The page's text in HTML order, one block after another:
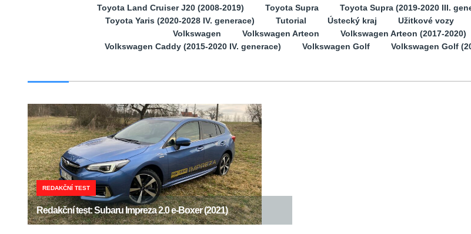
Toyota Land Cruiser J20 (2008-2019)
Toyota Supra Toyota Supra (2019-2020 III.
Toyota Yaris (2020-2028 IV. generace)
Tutorial Ústecký kraj Užitkové vozy
Volkswagen
Volkswagen Arteon Volkswagen Arteon (2017-2020)
Volkswagen Caddy (2015-2020 IV. generace)
Volkswagen Golf
Volkswagen Golf
REDAKČNÍ TEST
Redakční test: Subaru Impreza 2.0 e-Boxer (2021)